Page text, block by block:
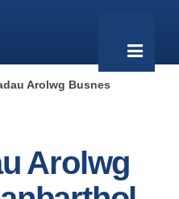
Arolwg Busnes
Arolwg